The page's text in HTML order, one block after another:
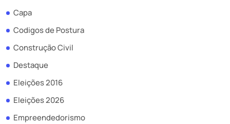
Capa
Codigos de Postura
Construção Civil
Destaque
Eleições 2016
Eleições 2026
Empreendedorismo